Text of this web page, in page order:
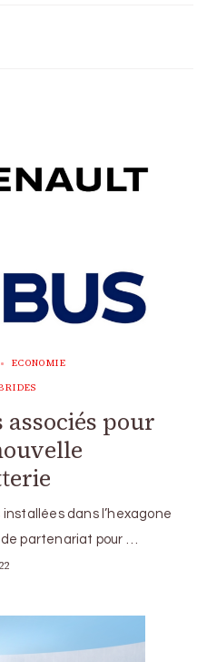
ECONOMIE
pour
dans l’hexagone
partenariat pour …